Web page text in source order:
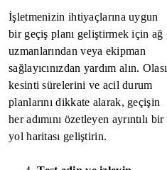
İşletmenizin ihtiyaçlarına uygun
bir geçiş planı geliştirmek için ağ
uzmanlarından veya ekipman
sağlayıcınızdan yardım alın. Olası
kesinti sürelerini ve acil durum
planlarını dikkate alarak, geçişin
her adımını özetleyen ayrıntılı bir
yol haritası geliştirin.